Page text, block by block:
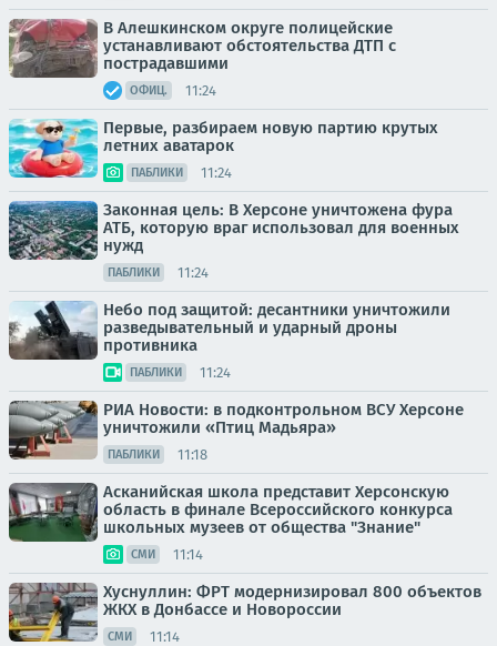
В Алешкинском округе полицейские
устанавливают обстоятельства ДТП с
пострадавшими
ОФИЦ. 11:24
Первые, разбираем новую партию крутых
летних аватарок
ПАБЛИКИ 11:24
Законная цель: В Херсоне уничтожена фура
АТБ, которую враг использовал для военных
нужд
ПАБЛИКИ 11:24
Небо под защитой: десантники уничтожили
разведывательный и ударный дроны
противника
ПАБЛИКИ 11:24
РИА Новости: в подконтрольном ВСУ Херсоне
уничтожили «Птиц Мадьяра»
ПАБЛИКИ 11:18
Асканийская школа представит Херсонскую
область в финале Всероссийского конкурса
школьных музеев от общества "Знание"
СМИ 11:14
Хуснуллин: ФРТ модернизировал 800 объектов
ЖКХ в Донбассе и Новороссии
СМИ 11:14